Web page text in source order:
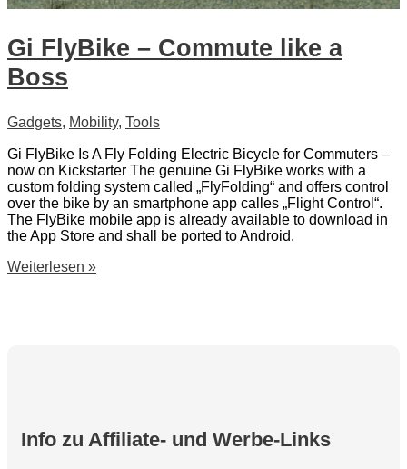
Gi FlyBike – Commute like a
Boss
Gadgets, Mobility, Tools
Gi FlyBike Is A Fly Folding Electric Bicycle for Commuters –
now on Kickstarter The genuine Gi FlyBike works with a
custom folding system called „FlyFolding“ and offers control
over the bike by an smartphone app calles „Flight Control“.
The FlyBike mobile app is already available to download in
the App Store and shall be ported to Android.
Gi
Weiterlesen »
Info zu Affiliate- und Werbe-Links